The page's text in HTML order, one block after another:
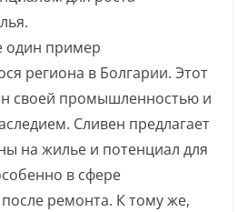
пример
региона в Болгарии. Этот
своей промышленностью и
Сливен предлагает
на жилье и потенциал для
в сфере
ремонта. К тому же,